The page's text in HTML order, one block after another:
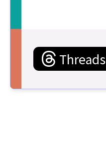
Threads